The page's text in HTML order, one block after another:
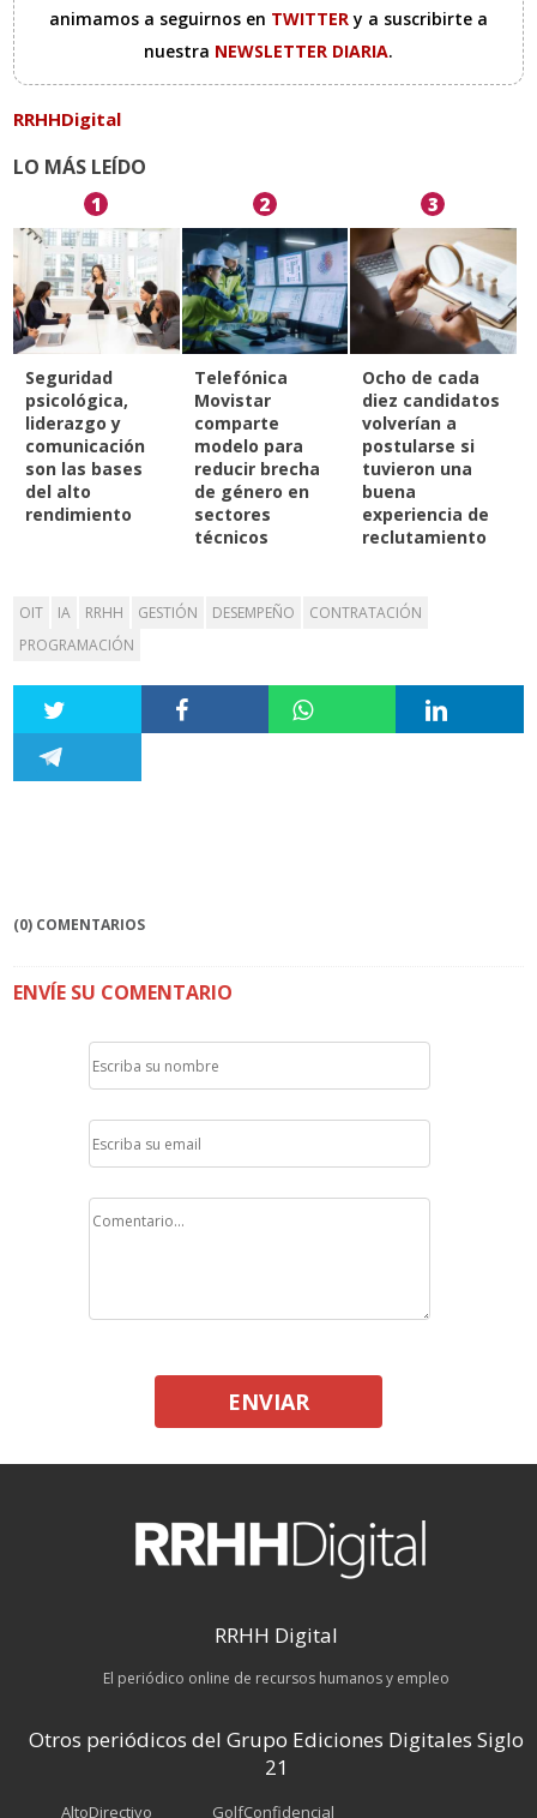
animamos a seguirnos en TWITTERy a suscribirte a
nuestra NEWSLETTER DIARIA.
RRHHDigital
LO MÁS LEÍDO
1
Seguridad
psicológica,
liderazgo y
comunicación
son las bases
del alto
rendimiento
2
Telefónica
Movistar
comparte
modelo para
reducir brecha
de género en
sectores
técnicos
3
Ocho de cada
diez candidatos
volverían a
postularse si
tuvieron una
buena
experiencia de
reclutamiento
OIT IA RRHH GESTIÓN DESEMPEÑO
CONTRATACIÓN
PROGRAMACIÓN
(0) COMENTARIOS
ENVÍE SU COMENTARIO
ENVIAR
RRHH Digital
El periódico online de recursos humanos y empleo
Otros periódicos del Grupo Ediciones Digitales Siglo
21
AltoDirectivo GolfConfidencial